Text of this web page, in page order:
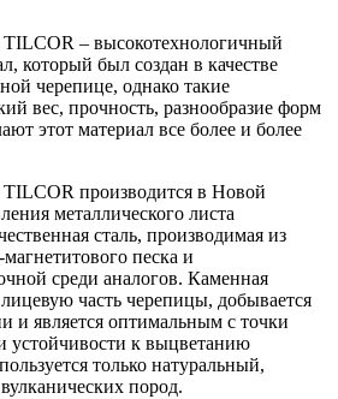
– высокотехнологичный
который был создан в качестве
черепице, однако такие
вес, прочность, разнообразие форм
этот материал все более и более
производится в Новой
металлического листа
сталь, производимая из
песка и
среди аналогов. Каменная
часть черепицы, добывается
и является оптимальным с точки
устойчивости к выцветанию
только натуральный,
пород.